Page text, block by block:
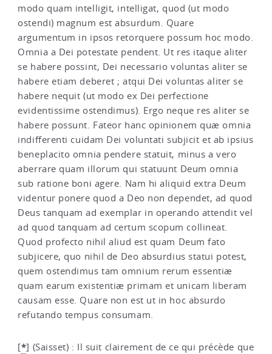
modo quam intelligit, intelligat, quod (ut modo
ostendi) magnum est absurdum. Quare
argumentum in ipsos retorquere possum hoc modo.
Omnia a Dei potestate pendent. Ut res itaque aliter
se habere possint, Dei necessario voluntas aliter se
habere etiam deberet ; atqui Dei voluntas aliter se
habere nequit (ut modo ex Dei perfectione
evidentissime ostendimus). Ergo neque res aliter se
habere possunt. Fateor hanc opinionem quæ omnia
indifferenti cuidam Dei voluntati subjicit et ab ipsius
beneplacito omnia pendere statuit, minus a vero
aberrare quam illorum qui statuunt Deum omnia
sub ratione boni agere. Nam hi aliquid extra Deum
videntur ponere quod a Deo non dependet, ad quod
Deus tanquam ad exemplar in operando attendit vel
ad quod tanquam ad certum scopum collineat.
Quod profecto nihil aliud est quam Deum fato
subjicere, quo nihil de Deo absurdius statui potest,
quem ostendimus tam omnium rerum essentiæ
quam earum existentiæ primam et unicam liberam
causam esse. Quare non est ut in hoc absurdo
refutando tempus consumam.
[*] (Saisset) : Il suit clairement de ce qui précède que